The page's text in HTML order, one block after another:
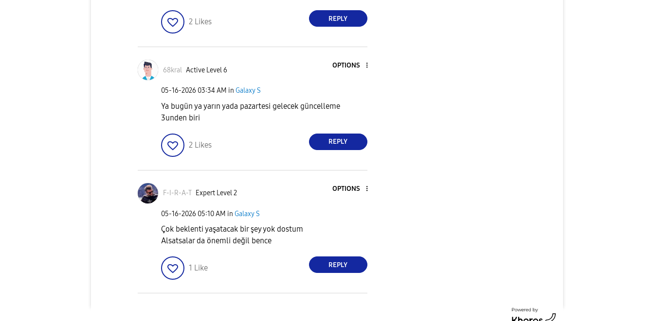
2 Likes REPLY
68kral Active Level 6
OPTIONS
‎05-16-2026 03:34 AM in Galaxy S
Ya bugün ya yarın yada pazartesi gelecek güncelleme
3unden biri
2 Likes REPLY
F-I-R-A-T Expert Level 2
OPTIONS
‎05-16-2026 05:10 AM in Galaxy S
Çok beklenti yaşatacak bir şey yok dostum
Alsatsalar da önemli değil bence
1 Like REPLY